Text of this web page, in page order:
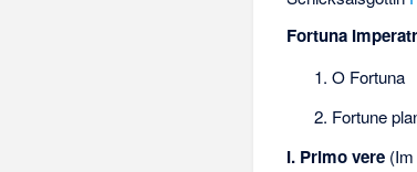
Fortuna
1. O Fortuna
2. Fortune
I. Primo vere